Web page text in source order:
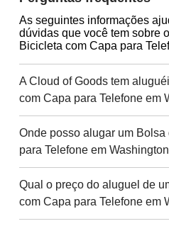
As seguintes informações
dúvidas que você tem sobre
Bicicleta com Capa para
A Cloud of Goods tem
com Capa para Telefone em
Onde posso alugar um
para Telefone em
Qual o preço do aluguel de
com Capa para Telefone em